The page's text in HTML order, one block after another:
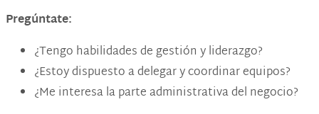
Pregúntate:
¿Tengo habilidades de gestión y liderazgo?
¿Estoy dispuesto a delegar y coordinar equipos?
¿Me interesa la parte administrativa del negocio?